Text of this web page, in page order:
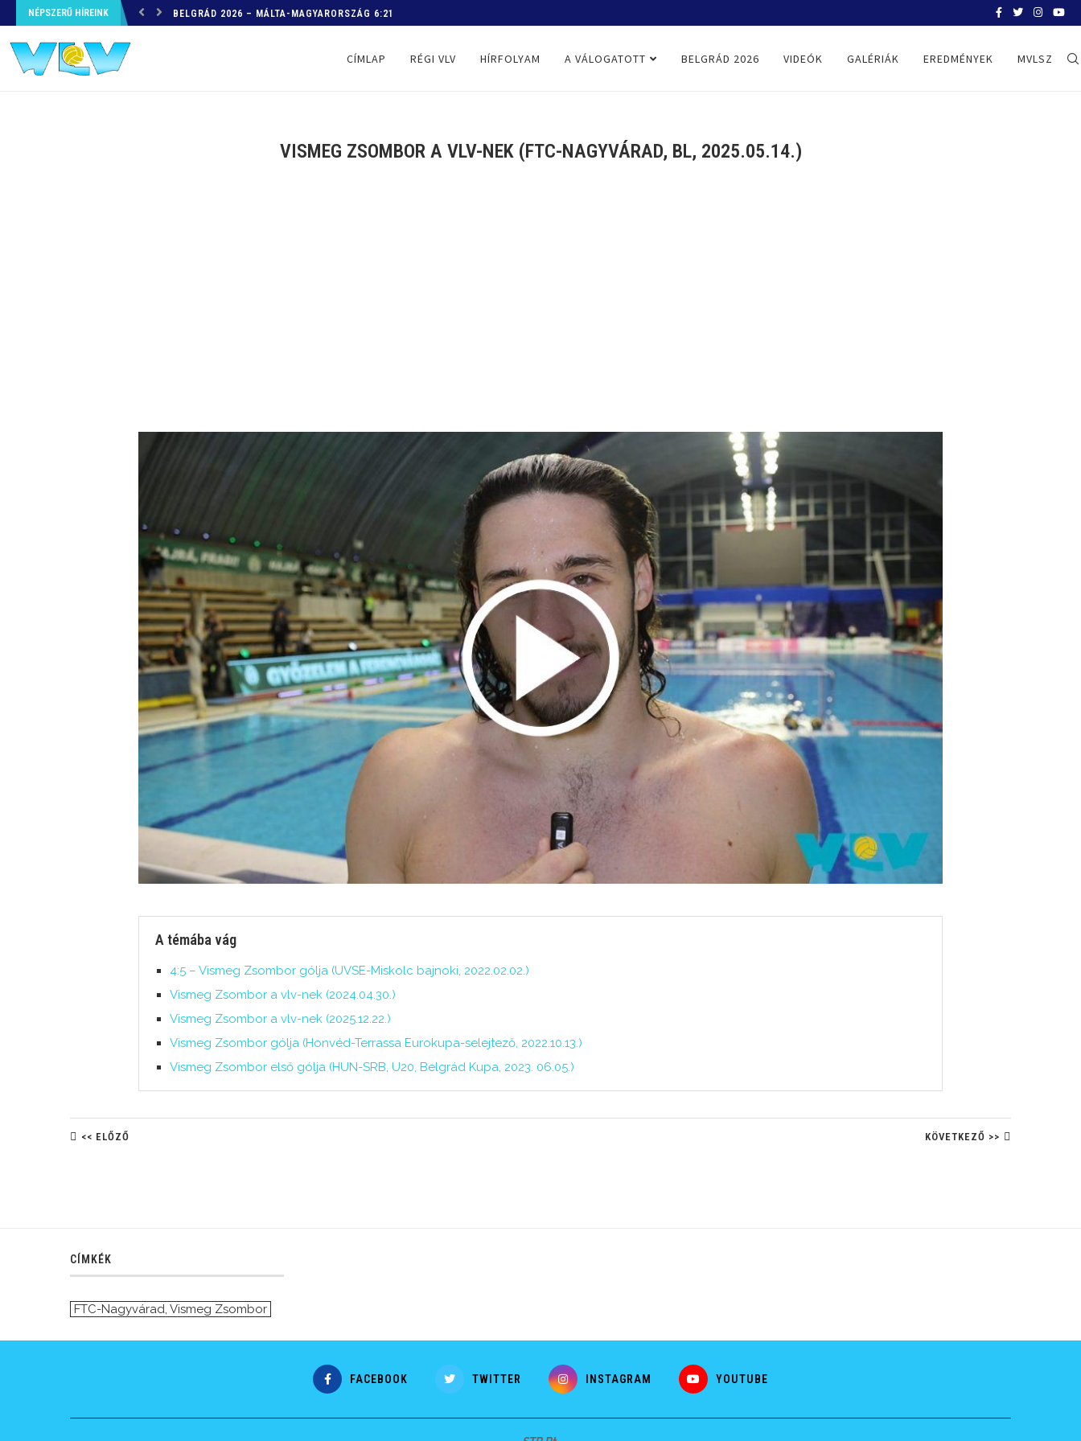
NÉPSZERŰ HÍREINK HELYZETKÉP AZ EB-RŐL – A TOVÁBBI PROGRAM
CÍMLAP RÉGI VLV HÍRFOLYAM A VÁLOGATOTT BELGRÁD 2026 VIDEÓK GALÉRIÁK EREDMÉNYEK MVLSZ
VISMEG ZSOMBOR A VLV-NEK (FTC-NAGYVÁRAD, BL, 2025.05.14.)
A témába vág
4:5 – Vismeg Zsombor gólja (UVSE-Miskolc bajnoki, 2022.02.02.)
Vismeg Zsombor a vlv-nek (2024.04.30.)
Vismeg Zsombor a vlv-nek (2025.12.22.)
Vismeg Zsombor gólja (Honvéd-Terrassa Eurokupa-selejtező, 2022.10.13.)
Vismeg Zsombor első gólja (HUN-SRB, U20, Belgrád Kupa, 2023. 06.05.)
<< ELŐZŐ KÖVETKEZŐ >>
CÍMKÉK
FTC-Nagyvárad, Vismeg Zsombor
FACEBOOK TWITTER INSTAGRAM YOUTUBE